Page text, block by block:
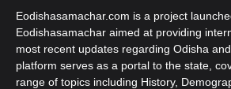
Eodishasamachar.com is a project
Eodishasamachar aimed at providing
most recent updates regarding Odisha
platform serves as a portal to the state,
range of topics including History,